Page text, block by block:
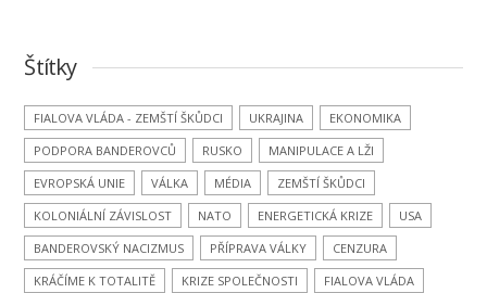
Štítky
FIALOVA VLÁDA - ZEMŠTÍ ŠKŮDCI UKRAJINA
EKONOMIKA
PODPORA BANDEROVCŮ
RUSKO
MANIPULACE A LŽI
EVROPSKÁ UNIE
VÁLKA MÉDIA
ZEMŠTÍ ŠKŮDCI
KOLONIÁLNÍ ZÁVISLOST
NATO ENERGETICKÁ KRIZE
USA
BANDEROVSKÝ NACIZMUS
PŘÍPRAVA VÁLKY
CENZURA
KRÁČÍME K TOTALITĚ
KRIZE SPOLEČNOSTI FIALOVA VLÁDA